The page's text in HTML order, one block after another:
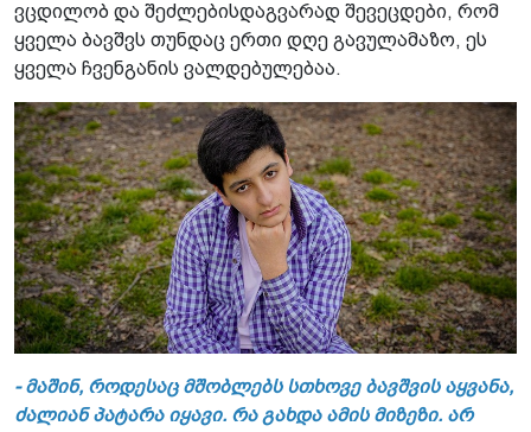
ვცდილობ და შეძლებისდაგვარად შევეცდები, რომ
ყველა ბავშვს თუნდაც ერთი დღე გავულამაზო, ეს
ყველა ჩვენგანის ვალდებულებაა.
- მაშინ, როდესაც მშობლებს სთხოვე ბავშვის აყვანა,
ძალიან პატარა იყავი. რა გახდა ამის მიზეზი. არ